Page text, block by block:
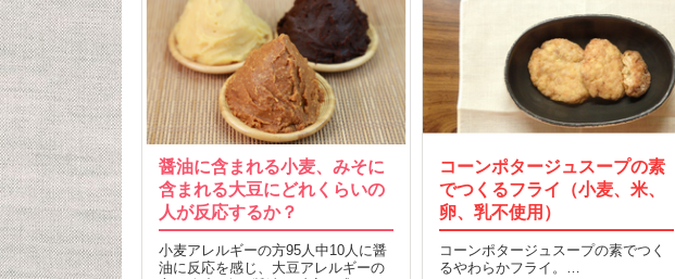
醤油に含まれる小麦、みそに
含まれる大豆にどれくらいの
人が反応するか？
小麦アレルギーの方95人中10人に醤
油に反応を感じ、大豆アレルギーの
コーンポタージュスープの素
でつくるフライ（小麦、米、
卵、乳不使用）
コーンポタージュスープの素でつく
るやわらかフライ。…